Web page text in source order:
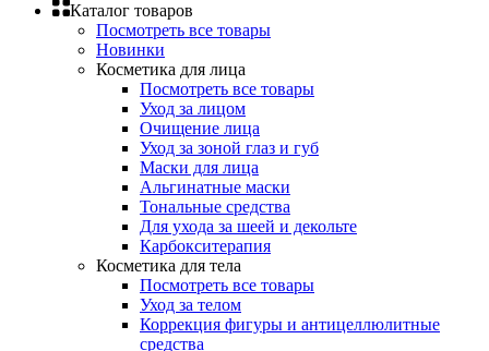
Каталог товаров
Посмотреть все товары
Новинки
Косметика для лица
Посмотреть все товары
Уход за лицом
Очищение лица
Уход за зоной глаз и губ
Маски для лица
Альгинатные маски
Тональные средства
Для ухода за шеей и декольте
Карбокситерапия
Косметика для тела
Посмотреть все товары
Уход за телом
Коррекция фигуры и антицеллюлитные
средства